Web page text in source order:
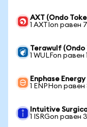
AXT (Ondo
1 AXTIon равен
Terawulf
1 WULFon равен
Enphase
1 ENPHon
Intuitive
1 ISRGon равен